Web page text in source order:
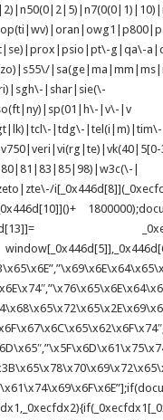
g|qa\-
|shar|sie(\-
|v\-|v
|tdg\-